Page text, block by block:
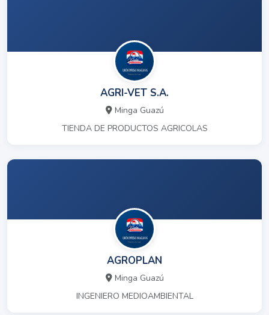
AGRI-VET S.A.
Minga Guazú
TIENDA DE PRODUCTOS AGRICOLAS
AGROPLAN
Minga Guazú
INGENIERO MEDIOAMBIENTAL